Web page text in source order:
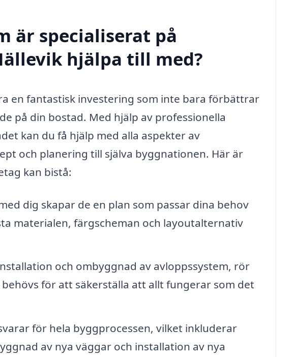
är specialiserat på
hjälpa till med?
en fantastisk investering som inte bara förbättrar
på din bostad. Med hjälp av professionella
kan du få hjälp med alla aspekter av
och planering till själva byggnationen. Här är
kan bistå:
dig skapar de en plan som passar dina behov
materialen, färgscheman och layoutalternativ
och ombyggnad av avloppssystem, rör
behövs för att säkerställa att allt fungerar som det
för hela byggprocessen, vilket inkluderar
av nya väggar och installation av nya